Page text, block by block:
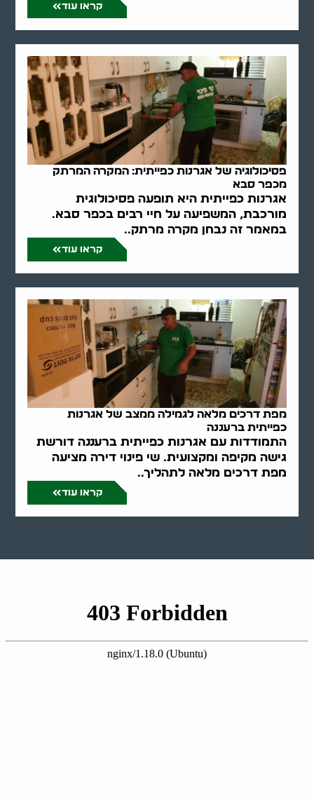
קראו עוד
פסיכולוגיה של אגרנות כפייתית: המקרה המרתק
מכפר סבא
אגרנות כפייתית היא תופעה פסיכולוגית
מורכבת, המשפיעה על חיי רבים בכפר סבא.
במאמר זה נבחן מקרה מרתק..
קראו עוד
מפת דרכים מלאה לגמילה ממצב של אגרנות
כפייתית ברעננה
התמודדות עם אגרנות כפייתית ברעננה דורשת
גישה מקיפה ומקצועית. שי פינוי דירה מציעה
מפת דרכים מלאה לתהליך..
קראו עוד